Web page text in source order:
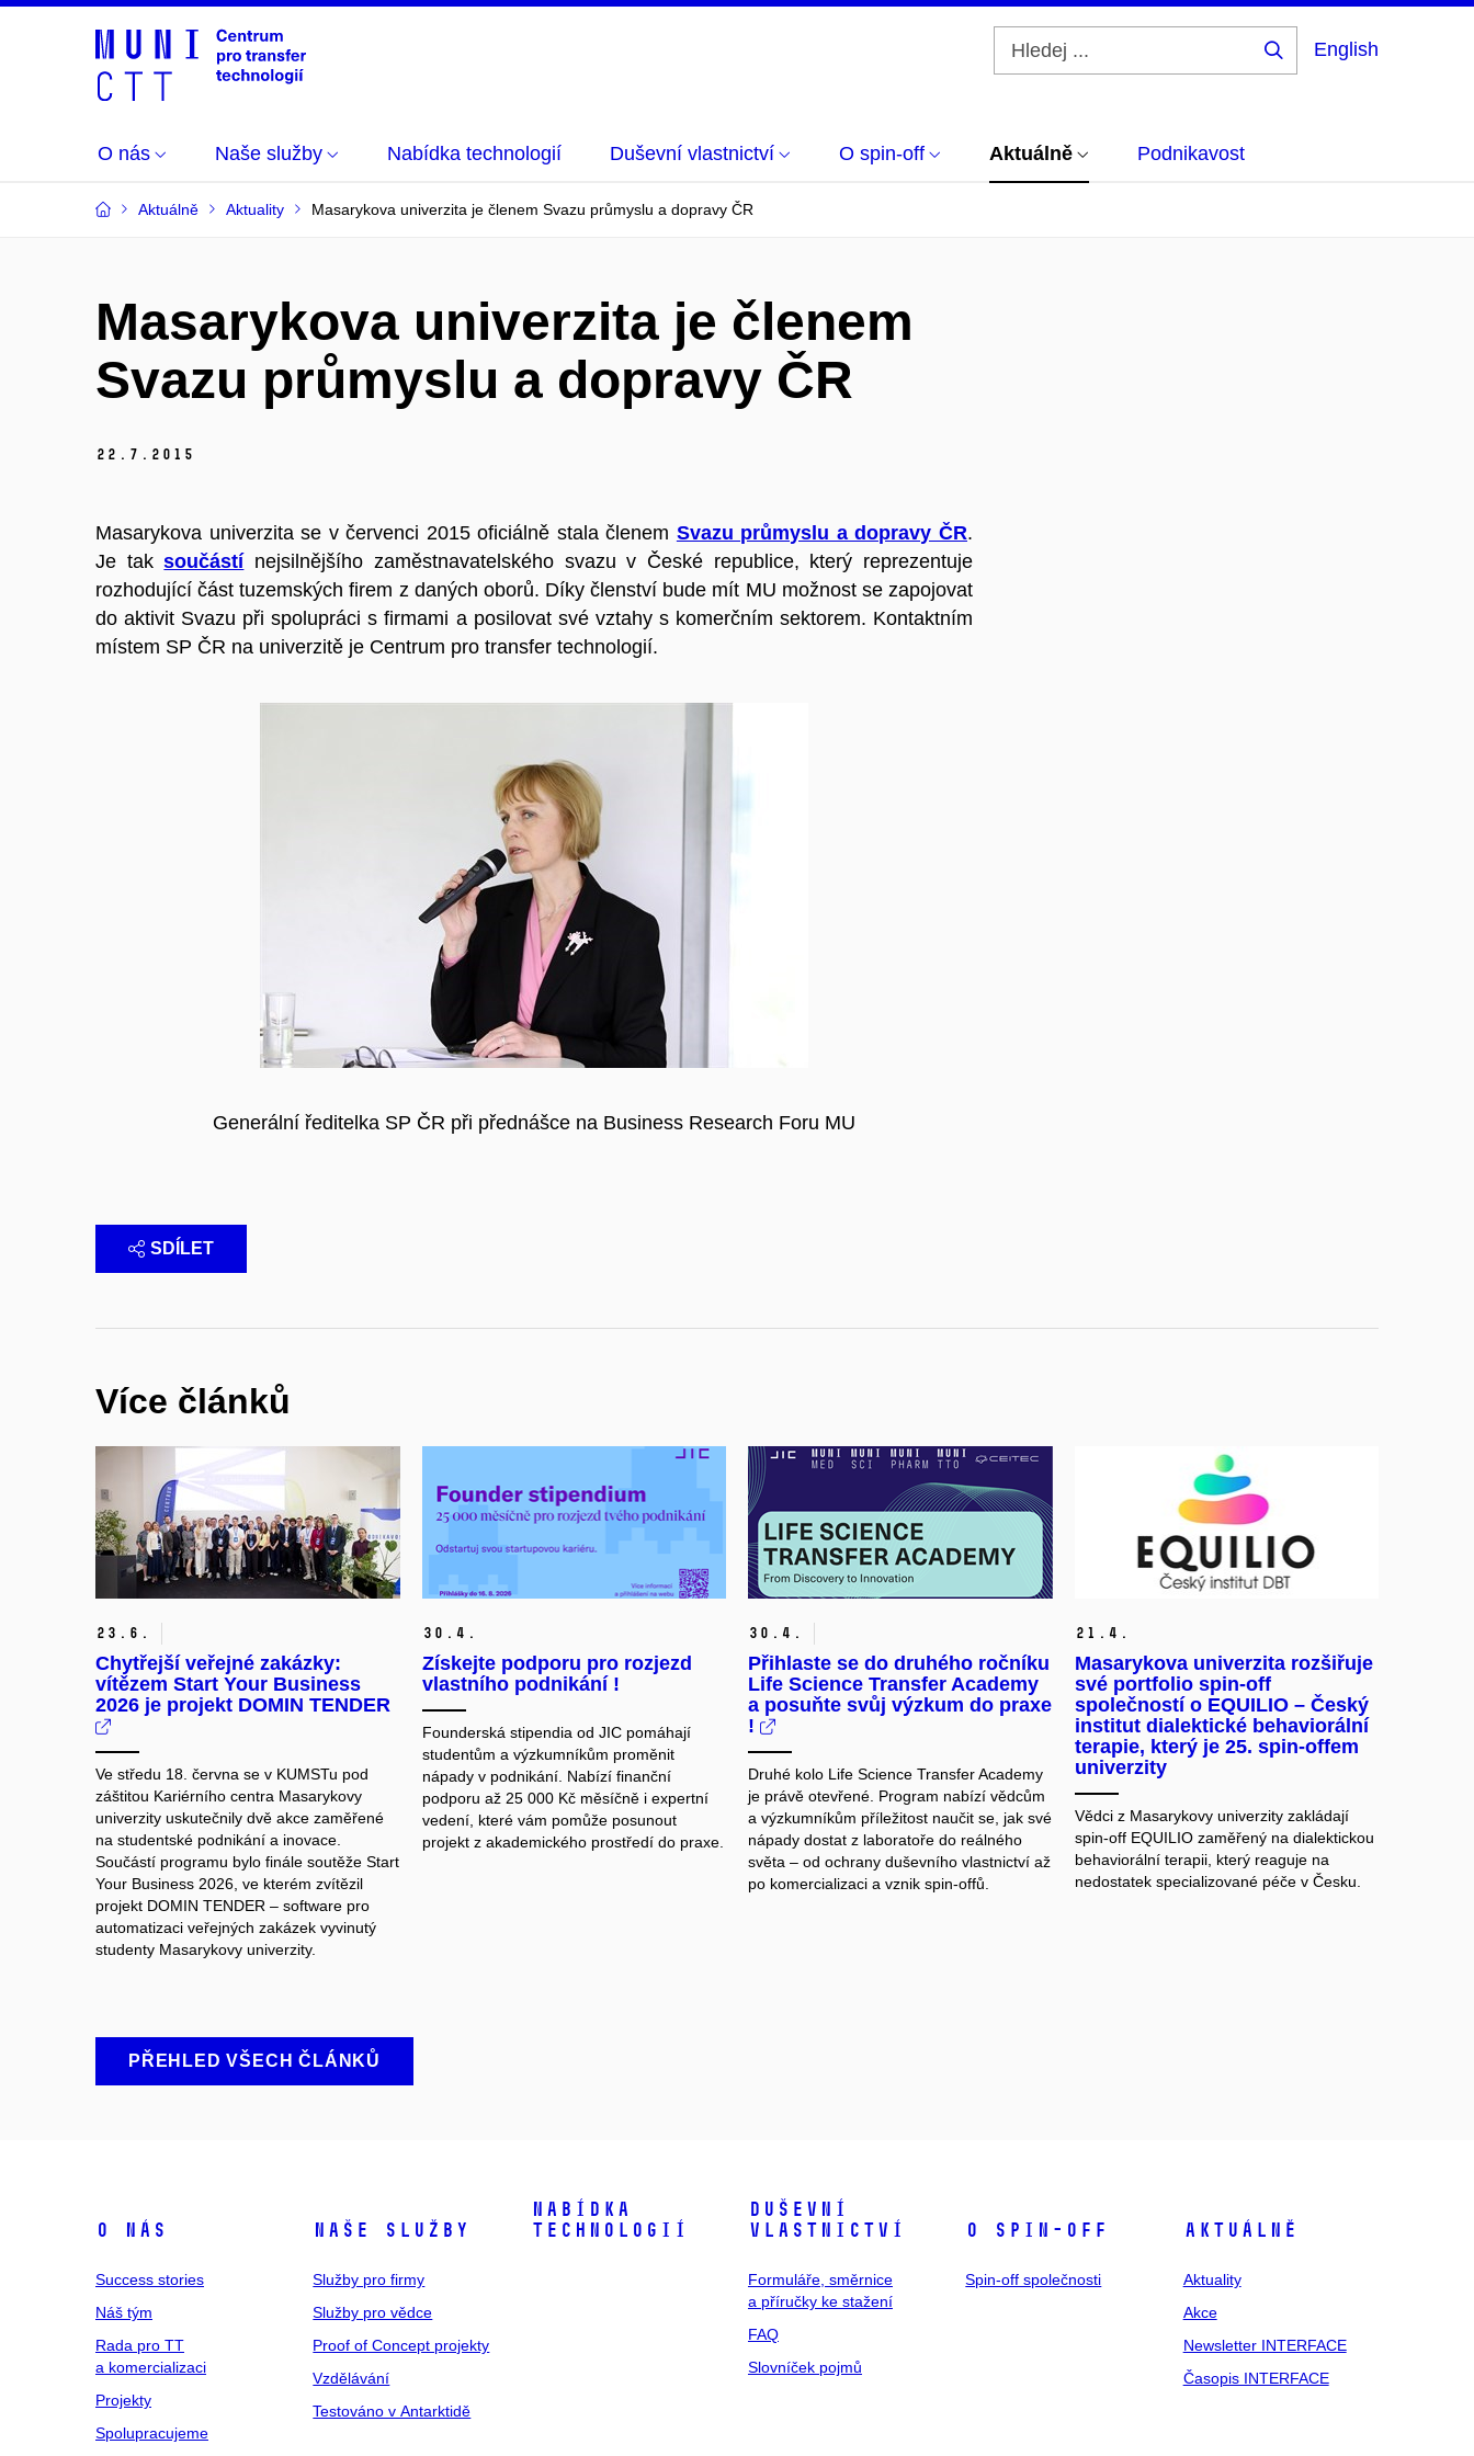
English
O nás Naše služby Nabídka technologií Duševní vlastnictví O spin-off Aktuálně Podnikavost
Aktuálně Aktuality Masarykova univerzita je členem Svazu průmyslu a dopravy ČR
Masarykova univerzita je členem
Svazu průmyslu a dopravy ČR
22. 7. 2015
Masarykova univerzita se v červenci 2015 oficiálně stala členem Svazu průmyslu a dopravy ČR.
Je taksoučástínejsilnějšího zaměstnavatelského svazu v České republice, který reprezentuje
rozhodující část tuzemských firem z daných oborů. Díky členství bude mít MU možnost se zapojovat
do aktivit Svazu při spolupráci s firmami a posilovat své vztahy s komerčním sektorem. Kontaktním
místem SP ČR na univerzitě je Centrum pro transfer technologií.
Generální ředitelka SP ČR při přednášce na Business Research Foru MU
SDÍLET
Více článků
23. 6.
Chytřejší veřejné zakázky:
vítězem Start Your Business
2026 je projekt DOMIN TENDER
Ve středu 18. června se v KUMSTu pod
záštitou Kariérního centra Masarykovy
univerzity uskutečnily dvě akce zaměřené
na studentské podnikání a inovace.
Součástí programu bylo finále soutěže Start
Your Business 2026, ve kterém zvítězil
projekt DOMIN TENDER – software pro
automatizaci veřejných zakázek vyvinutý
studenty Masarykovy univerzity.
30. 4.
Získejte podporu pro rozjezd
vlastního podnikání !
Founderská stipendia od JIC pomáhají
studentům a výzkumníkům proměnit
nápady v podnikání. Nabízí finanční
podporu až 25 000 Kč měsíčně i expertní
vedení, které vám pomůže posunout
projekt z akademického prostředí do praxe.
30. 4.
Přihlaste se do druhého ročníku
Life Science Transfer Academy
a posuňte svůj výzkum do praxe
!
Druhé kolo Life Science Transfer Academy
je právě otevřené. Program nabízí vědcům
a výzkumníkům příležitost naučit se, jak své
nápady dostat z laboratoře do reálného
světa – od ochrany duševního vlastnictví až
po komercializaci a vznik spin-offů.
21. 4.
Masarykova univerzita rozšiřuje
své portfolio spin‑off
společností o EQUILIO – Český
institut dialektické behaviorální
terapie, který je 25. spin‑offem
univerzity
Vědci z Masarykovy univerzityzakládají
spin-off EQUILIO zaměřený na dialektickou
behaviorální terapii, který reaguje na
nedostatek specializované péče v Česku.
PŘEHLED VŠECH ČLÁNKŮ
O nás
Success stories
Náš tým
Rada pro TT
a komercializaci
Projekty
Spolupracujeme
Naše služby
Služby pro firmy
Služby pro vědce
Proof of Concept projekty
Vzdělávání
Testováno v Antarktidě
Nabídka
technologií
Duševní
vlastnictví
Formuláře, směrnice
a příručky ke stažení
FAQ
Slovníček pojmů
O spin-off
Spin-off společnosti
Aktuálně
Aktuality
Akce
Newsletter INTERFACE
Časopis INTERFACE